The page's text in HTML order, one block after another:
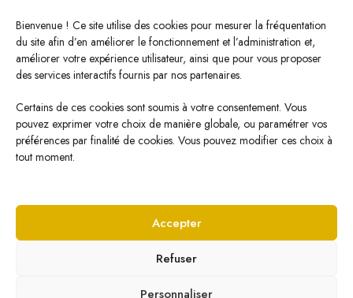
Bienvenue ! Ce site utilise des cookies pour mesurer la fréquentation
du site afin d’en améliorer le fonctionnement et l’administration et,
améliorer votre expérience utilisateur, ainsi que pour vous proposer
des services interactifs fournis par nos partenaires.
Certains de ces cookies sont soumis à votre consentement. Vous
pouvez exprimer votre choix de manière globale, ou paramétrer vos
préférences par finalité de cookies. Vous pouvez modifier ces choix à
tout moment.
Accepter
Refuser
Personnaliser
Sucre de canne
Energie Renouvelable
Nous écrire